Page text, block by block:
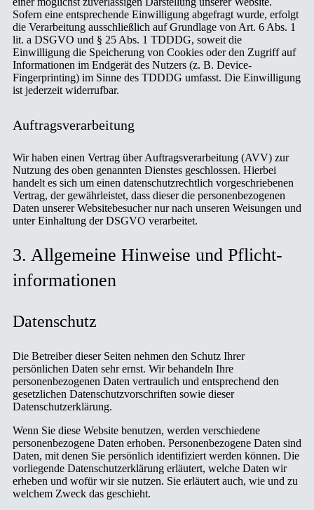
Sofern eine entsprechende Einwilligung abgefragt wurde, erfolgt
die Verarbeitung ausschließlich auf Grundlage von Art. 6 Abs. 1
lit. a DSGVO und § 25 Abs. 1 TDDDG, soweit die
Einwilligung die Speicherung von Cookies oder den Zugriff auf
Informationen im Endgerät des Nutzers (z. B. Device-
Fingerprinting) im Sinne des TDDDG umfasst. Die Einwilligung
ist jederzeit widerrufbar.
Auftragsverarbeitung
Wir haben einen Vertrag über Auftragsverarbeitung (AVV) zur
Nutzung des oben genannten Dienstes geschlossen. Hierbei
handelt es sich um einen datenschutzrechtlich vorgeschriebenen
Vertrag, der gewährleistet, dass dieser die personenbezogenen
Daten unserer Websitebesucher nur nach unseren Weisungen und
unter Einhaltung der DSGVO verarbeitet.
3. Allgemeine Hinweise und Pflicht­
informationen
Datenschutz
Die Betreiber dieser Seiten nehmen den Schutz Ihrer
persönlichen Daten sehr ernst. Wir behandeln Ihre
personenbezogenen Daten vertraulich und entsprechend den
gesetzlichen Datenschutzvorschriften sowie dieser
Datenschutzerklärung.
Wenn Sie diese Website benutzen, werden verschiedene
personenbezogene Daten erhoben. Personenbezogene Daten sind
Daten, mit denen Sie persönlich identifiziert werden können. Die
vorliegende Datenschutzerklärung erläutert, welche Daten wir
erheben und wofür wir sie nutzen. Sie erläutert auch, wie und zu
welchem Zweck das geschieht.